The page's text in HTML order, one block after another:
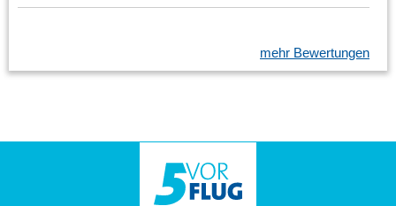
mehr Bewertungen